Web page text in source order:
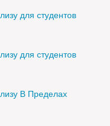
для студентов
для студентов
В Пределах